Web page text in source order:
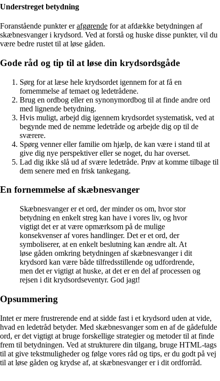
Understreget betydning
Foranstående punkter erafgørende for at afdække betydningen af
skæbnesvanger i krydsord. Ved at forstå og huske disse punkter, vil du
være bedre rustet til at løse gåden.
Gode råd og tip til at løse din krydsordsgåde
Sørg for at læse hele krydsordet igennem for at få en
fornemmelse af temaet og ledetrådene.
Brug en ordbog eller en synonymordbog til at finde andre ord
med lignende betydning.
Hvis muligt, arbejd dig igennem krydsordet systematisk, ved at
begynde med de nemme ledetråde og arbejde dig op til de
sværere.
Spørg venner eller familie om hjælp, de kan være i stand til at
give dig nye perspektiver eller se noget, du har overset.
Lad dig ikke slå ud af svære ledetråde. Prøv at komme tilbage til
dem senere med en frisk tankegang.
En fornemmelse af skæbnesvanger
Skæbnesvanger er et ord, der minder os om, hvor stor
betydning en enkelt streg kan have i vores liv, og hvor
vigtigt det er at være opmærksom på de mulige
konsekvenser af vores handlinger. Det er et ord, der
symboliserer, at en enkelt beslutning kan ændre alt. At
løse gåden omkring betydningen af skæbnesvanger i dit
krydsord kan være både tilfredsstillende og udfordrende,
men det er vigtigt at huske, at det er en del af processen og
rejsen i dit krydsordseventyr. God jagt!
Opsummering
Intet er mere frustrerende end at sidde fast i et krydsord uden at vide,
hvad en ledetråd betyder. Med skæbnesvanger som en af de gådefulde
ord, er det vigtigt at bruge forskellige strategier og metoder til at finde
frem til betydningen. Ved at strukturere din tilgang, bruge HTML-tags
til at give tekstmuligheder og følge vores råd og tips, er du godt på vej
til at løse gåden og krydse af, at skæbnesvanger er i dit ordforråd.